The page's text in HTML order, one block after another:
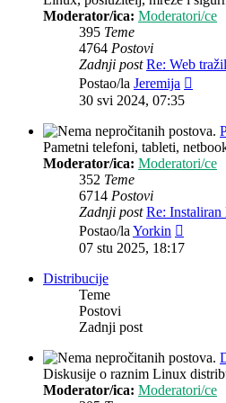
Moderator/ica: Moderatori/ce
395 Teme
4764 Postovi
Zadnji post Re: Web
Postao/la Jeremija
30 svi 2024, 07:35
Pametni telefoni, tableti,
Moderator/ica: Moderatori/ce
352 Teme
6714 Postovi
Zadnji post Re:
Postao/laYorkin
post
07 stu 2025, 18:17
Distribucije
Teme
Postovi
Zadnji post
Diskusije o raznim Linux
Moderator/ica: Moderatori/ce